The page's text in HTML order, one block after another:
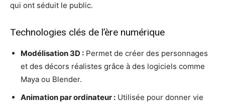
qui ont séduit le public.
Technologies clés de l’ère numérique
Modélisation 3D : Permet de créer des personnages
et des décors réalistes grâce à des logiciels comme
Maya ou Blender.
Animation par ordinateur : Utilisée pour donner vie